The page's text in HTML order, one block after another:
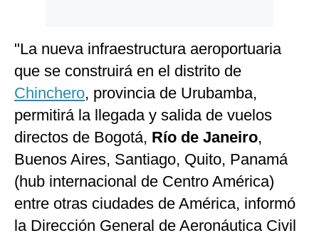
"La nueva infraestructura aeroportuaria
que se construirá en el distrito de
Chinchero, provincia de Urubamba,
permitirá la llegada y salida de vuelos
directos de Bogotá, Río de Janeiro,
Buenos Aires, Santiago, Quito, Panamá
(hub internacional de Centro América)
entre otras ciudades de América, informó
la Dirección General de Aeronáutica Civil